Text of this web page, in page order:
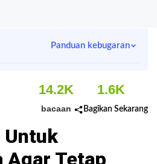
Panduan kebugaran
14.2K
bacaan
1.6K
Bagikan Sekarang
Untuk
Agar Tetap